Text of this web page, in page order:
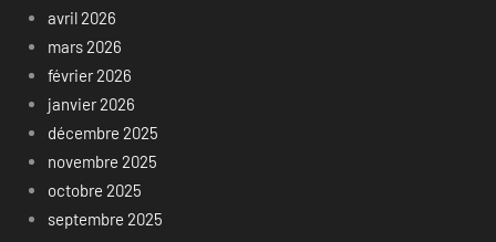
avril 2026
mars 2026
février 2026
janvier 2026
décembre 2025
novembre 2025
octobre 2025
septembre 2025